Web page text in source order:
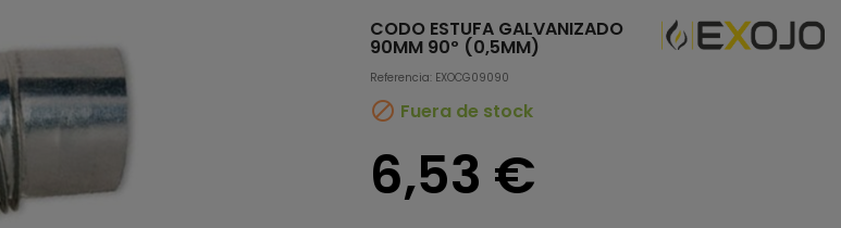
CODO ESTUFA GALVANIZADO
90MM 90º (0,5MM)
Referencia: EXOCG09090
 Fuera de stock
6,53 €